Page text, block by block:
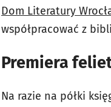
Dom Literatury
współpracować z
Premiera
Na razie na półki